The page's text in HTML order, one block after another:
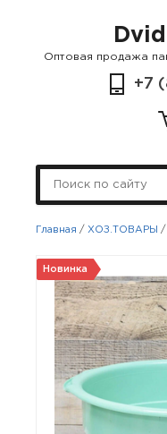
Оптовая продажа
+7
Главная / ХОЗ.ТОВАРЫ /
Новинка